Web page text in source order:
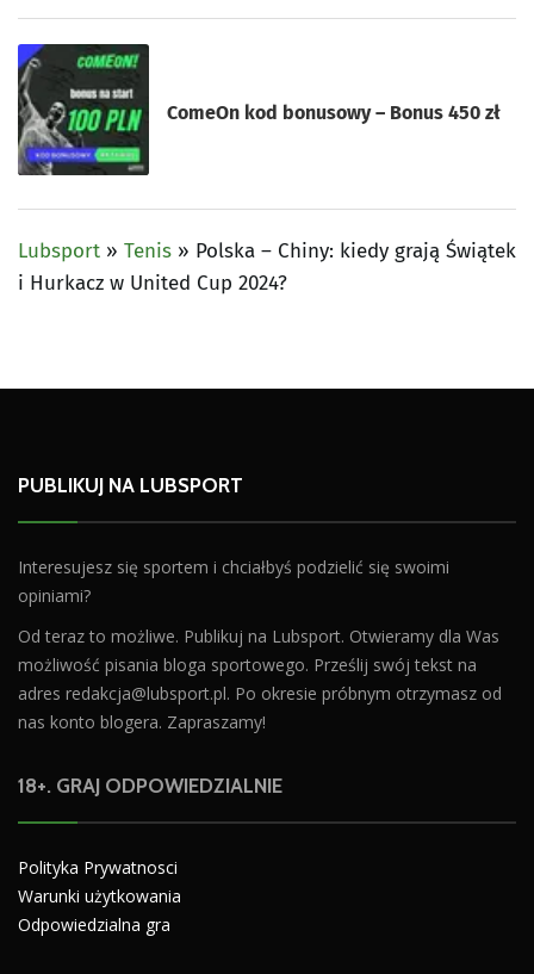
ComeOn kod bonusowy – Bonus 450 zł
Lubsport » Tenis » Polska – Chiny: kiedy grają Świątek
i Hurkacz w United Cup 2024?
PUBLIKUJ NA LUBSPORT
Interesujesz się sportem i chciałbyś podzielić się swoimi
opiniami?
Od teraz to możliwe. Publikuj na Lubsport. Otwieramy dla Was
możliwość pisania bloga sportowego. Prześlij swój tekst na
adres redakcja@lubsport.pl. Po okresie próbnym otrzymasz od
nas konto blogera. Zapraszamy!
18+. GRAJ ODPOWIEDZIALNIE
Polityka Prywatnosci
Warunki użytkowania
Odpowiedzialna gra